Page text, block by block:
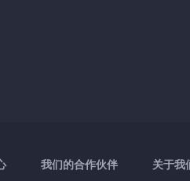
我们的合作伙伴 关于我